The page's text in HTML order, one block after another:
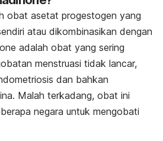
Obat Chlormadinone
obat asetat progestogen yang
atau dikombinasikan dengan
adalah obat yang sering
menstruasi tidak lancar,
dan bahkan
Malah terkadang, obat ini
negara untuk mengobati